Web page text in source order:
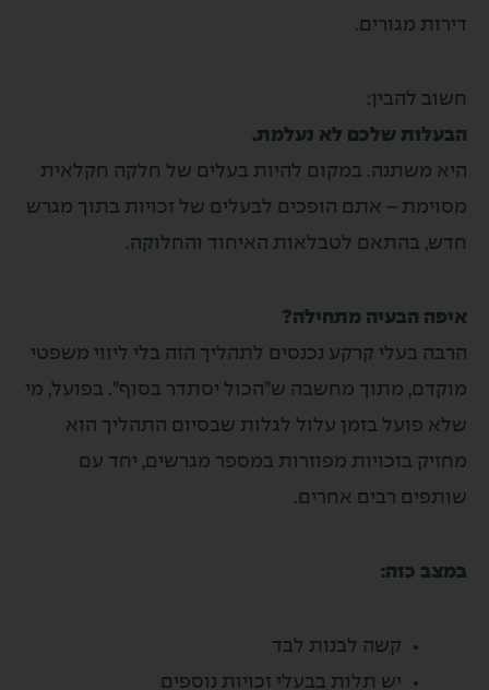
מגורים.
להבין:
שלכם לא נעלמת.
משתנה. במקום להיות בעלים של חלקה חקלאית
– אתם הופכים לבעלים של זכויות בתוך מגרש
בהתאם לטבלאות האיחוד והחלוקה.
הבעיה מתחילה?
בעלי קרקע נכנסים לתהליך הזה בלי ליווי משפטי
מתוך מחשבה ש”הכול יסתדר בסוף”. בפועל, מי
פועל בזמן עלול לגלות שבסיום התהליך הוא
בזכויות מפוזרות במספר מגרשים, יחד עם
רבים אחרים.
כזה:
קשה לבנות לבד
יש תלות בבעלי זכויות נוספים